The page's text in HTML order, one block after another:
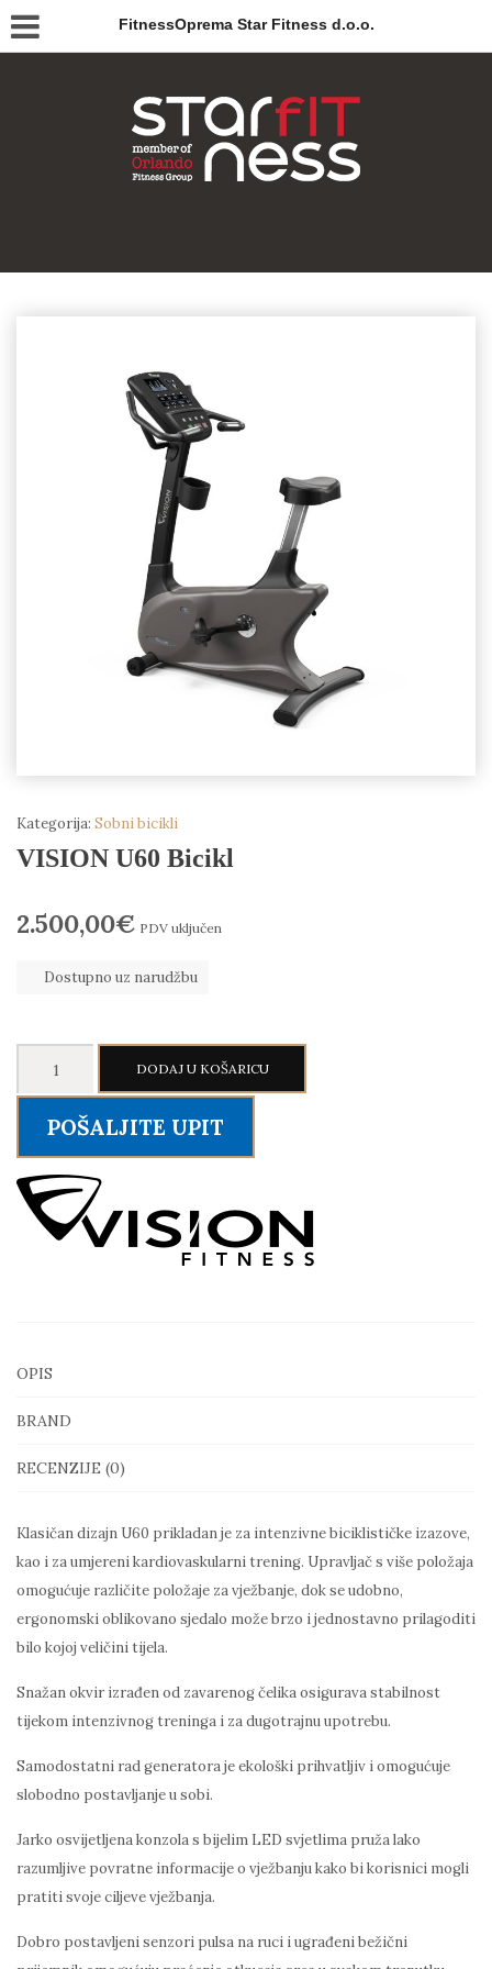
FitnessOprema Star Fitness d.o.o.
Kategorija: Sobni bicikli
VISION U60 Bicikl
2.500,00€ PDV uključen
Dostupno uz narudžbu
U60
Bicikl
količina
DODAJ U KOŠARICU
POŠALJITE UPIT
OPIS
BRAND
RECENZIJE (0)
Klasičan dizajn U60 prikladan je za intenzivne biciklističke izazove,
kao i za umjereni kardiovaskularni trening. Upravljač s više položaja
omogućuje različite položaje za vježbanje, dok se udobno,
ergonomski oblikovano sjedalo može brzo i jednostavno prilagoditi
bilo kojoj veličini tijela.
Snažan okvir izrađen od zavarenog čelika osigurava stabilnost
tijekom intenzivnog treninga i za dugotrajnu upotrebu.
Samodostatni rad generatora je ekološki prihvatljiv i omogućuje
slobodno postavljanje u sobi.
Jarko osvijetljena konzola s bijelim LED svjetlima pruža lako
razumljive povratne informacije o vježbanju kako bi korisnici mogli
pratiti svoje ciljeve vježbanja.
Dobro postavljeni senzori pulsa na ruci i ugrađeni bežični